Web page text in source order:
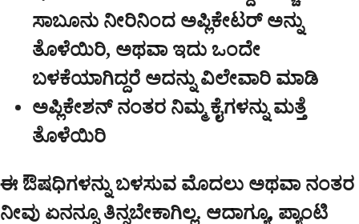
ಸಾಬೂನು ನೀರಿನಿಂದ ಅಪ್ಲಿಕೇಟರ್ ಅನ್ನು
ತೊಳೆಯಿರಿ, ಅಥವಾ ಇದು ಒಂದೇ
ಬಳಕೆಯಾಗಿದ್ದರೆ ಅದನ್ನು ವಿಲೇವಾರಿ ಮಾಡಿ
ಅಪ್ಲಿಕೇಶನ್ ನಂತರ ನಿಮ್ಮ ಕೈಗಳನ್ನು ಮತ್ತೆ
ತೊಳೆಯಿರಿ
ಈ ಔಷಧಿಗಳನ್ನು ಬಳಸುವ ಮೊದಲು ಅಥವಾ ನಂತರ
ನೀವು ಏನನ್ನೂ ತಿನ್ನಬೇಕಾಗಿಲ್ಲ. ಆದಾಗ್ಯೂ, ಪ್ಯಾಂಟಿ